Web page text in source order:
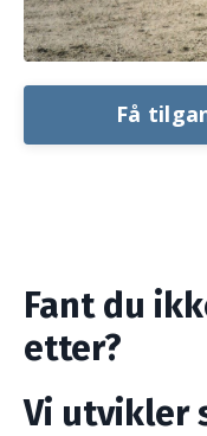
Få
Fant du
etter?
Vi utvikler